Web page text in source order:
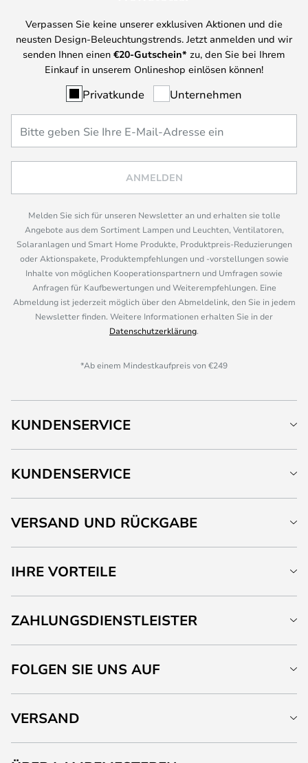
Verpassen Sie keine unserer exklusiven Aktionen und die
neusten Design-Beleuchtungstrends. Jetzt anmelden und wir
senden Ihnen einen €20-Gutschein* zu, den Sie bei Ihrem
Einkauf in unserem Onlineshop einlösen können!
Privatkunde Unternehmen
ANMELDEN
Melden Sie sich für unseren Newsletter an und erhalten sie tolle
Angebote aus dem Sortiment Lampen und Leuchten, Ventilatoren,
Solaranlagen und Smart Home Produkte, Produktpreis-Reduzierungen
oder Aktionspakete, Produktempfehlungen und -vorstellungen sowie
Inhalte von möglichen Kooperationspartnern und Umfragen sowie
Anfragen für Kaufbewertungen und Weiterempfehlungen. Eine
Abmeldung ist jederzeit möglich über den Abmeldelink, den Sie in jedem
Newsletter finden. Weitere Informationen erhalten Sie in der
Datenschutzerklärung.
*Ab einem Mindestkaufpreis von €249
KUNDENSERVICE
KUNDENSERVICE
VERSAND UND RÜCKGABE
IHRE VORTEILE
ZAHLUNGSDIENSTLEISTER
FOLGEN SIE UNS AUF
VERSAND